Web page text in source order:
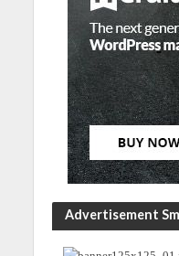
Advertisement